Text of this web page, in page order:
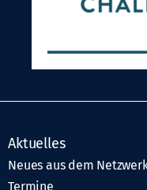
Aktuelles
Neues aus dem
Termine